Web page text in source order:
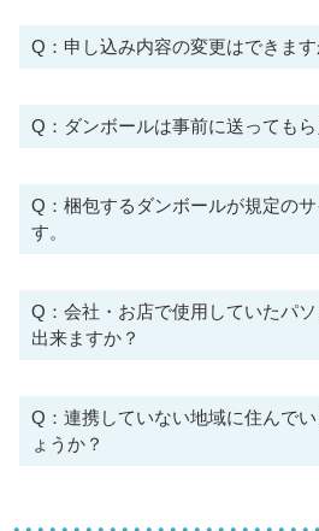
Q：申し込み内容の変更はできます
Q：ダンボールは事前に送っても
Q：梱包するダンボールが規定の
す。
Q：会社・お店で使用していたパ
出来ますか？
Q：連携していない地域に住んで
ょうか？